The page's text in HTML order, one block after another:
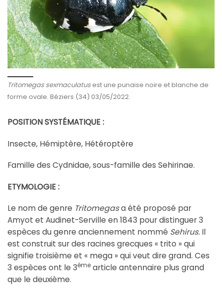
Tritomegas sexmaculatusest une punaise noire et blanche de
forme ovale. Béziers (34) 03/05/2022.
POSITION SYSTÉMATIQUE :
Insecte, Hémiptère, Hétéroptère
Famille des Cydnidae, sous-famille des Sehirinae.
ETYMOLOGIE :
Le nom de genre Tritomegasa été proposé par
Amyot et Audinet-Serville en 1843 pour distinguer 3
espèces du genre anciennement nommé Sehirus. Il
est construit sur des racines grecques « trito » qui
signifie troisième et « mega » qui veut dire grand. Ces
3 espèces ont le 3ème article antennaire plus grand
que le deuxième.